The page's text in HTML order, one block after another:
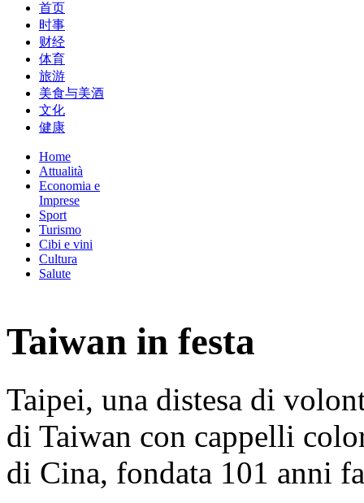
首页
时事
财经
体育
旅游
美食与美酒
文化
健康
Home
Attualità
Economia e
Imprese
Sport
Turismo
Cibi e vini
Cultura
Salute
Taiwan in festa
Taipei, una distesa di
di Taiwan con cappelli
di Cina, fondata 101 anni fa